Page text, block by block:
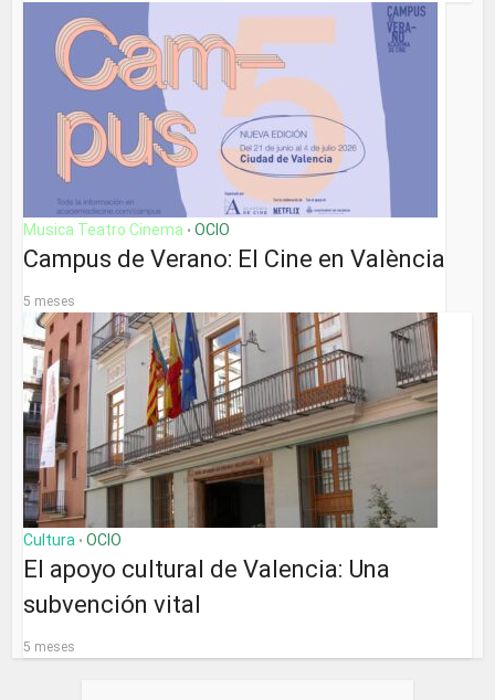
Musica Teatro Cinema • OCIO
Campus de Verano: El Cine en València
5 meses
Cultura • OCIO
El apoyo cultural de Valencia: Una
subvención vital
5 meses